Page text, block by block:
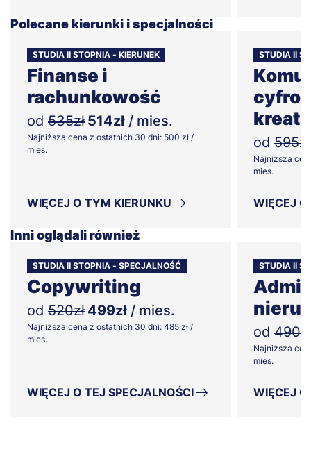
Polecane kierunki i specjalności
STUDIA II STOPNIA - KIERUNEK
Finanse i
rachunkowość
od 535zł 514zł / mies.
Najniższa cena z ostatnich 30 dni: 500 zł /
mies.
WIĘCEJ O TYM KIERUNKU
STUDIA II
od 595zł
Najniższa
mies.
WIĘCEJ
Inni oglądali również
STUDIA II STOPNIA - SPECJALNOŚĆ
Copywriting
od 520zł 499zł / mies.
Najniższa cena z ostatnich 30 dni: 485 zł /
mies.
WIĘCEJ O TEJ SPECJALNOŚCI
STUDIA II
od 490zł
Najniższa
mies.
WIĘCEJ